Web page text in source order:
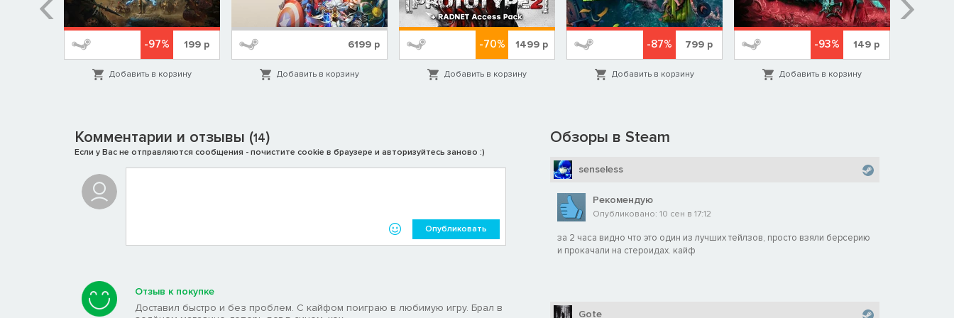
-97% 199р
Добавить в корзину
6199 р
Добавить в корзину
-70% 1499р
Добавить в корзину
-87% 799 р
Добавить в корзину
-93% 149 р
Добавить в корзину
Комментарии и отзывы (14)
Если у Вас не отправляются сообщения - почистите cookie в браузере и авторизуйтесь заново :)
Опубликовать
Отзыв к покупке
Доставил быстро и без проблем. С кайфом поиграю в любимую игру. Брал в
Обзоры в Steam
senseless
Рекомендую
Опубликовано: 10 сен в 17:12
за 2 часа видно что это один из лучших тейлзов, просто взяли берсерию
и прокачали на стероидах. кайф
Gote